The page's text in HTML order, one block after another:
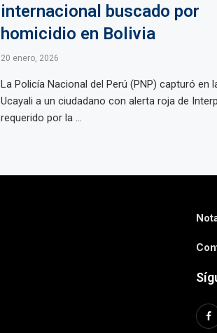
internacional buscado por
homicidio en Bolivia
20 enero, 2026
La Policía Nacional del Perú (PNP) capturó en
Ucayali a un ciudadano con alerta roja de
requerido por la ...